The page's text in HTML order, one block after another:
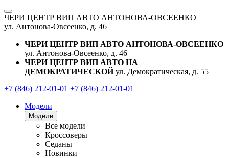
ЧЕРИ ЦЕНТР ВИП АВТО АНТОНОВА-ОВСЕЕНКО
ул. Антонова-Овсеенко, д. 46
ЧЕРИ ЦЕНТР ВИП АВТО АНТОНОВА-ОВСЕЕНКО
ул. Антонова-Овсеенко, д. 46
ЧЕРИ ЦЕНТР ВИП АВТО НА
ДЕМОКРАТИЧЕСКОЙ ул. Демократическая, д. 55
+7 (846) 212-01-01 +7 (846) 212-01-01
Модели
Модели
Все модели
Кроссоверы
Седаны
Новинки